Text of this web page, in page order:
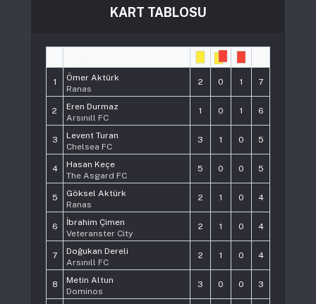
KART TABLOSU
1
Ömer Aktürk
Ranas
2 0 1 7
2
Eren Durmaz
Arsınıll FC
1 0 1 6
3
Levent Turan
Chelsea FC
3 1 0 5
4
Hasan Keçe
The Asgard FC
5 0 0 5
5
Göksel Aktürk
Ranas
2 1 0 4
6
İbrahim Çimen
Veteranster City
2 1 0 4
7
Doğukan Dereli
Arsınıll FC
2 1 0 4
8
Metin Altun
Dominos
3 0 0 3